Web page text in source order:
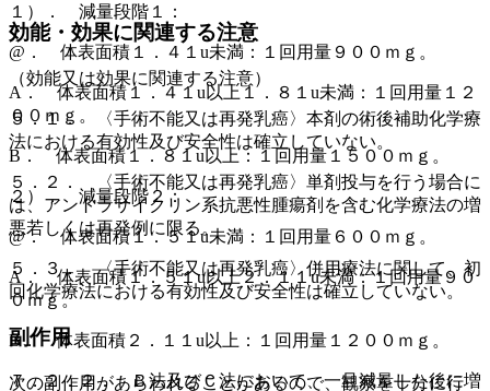
効能・効果に関連する注意
（効能又は効果に関連する注意）
５．１． 〈手術不能又は再発乳癌〉本剤の術後補助化学療
法における有効性及び安全性は確立していない。
５．２． 〈手術不能又は再発乳癌〉単剤投与を行う場合に
は、アントラサイクリン系抗悪性腫瘍剤を含む化学療法の増
悪若しくは再発例に限る。
５．３． 〈手術不能又は再発乳癌〉併用療法に関して、初
回化学療法における有効性及び安全性は確立していない。
副作用
次の副作用があらわれることがあるので、観察を十分に行
１）． 減量段階１：
@． 体表面積１．４１u未満：１回用量９００ｍｇ。
A． 体表面積１．４１u以上１．８１u未満：１回用量１２
００ｍｇ。
B． 体表面積１．８１u以上：１回用量１５００ｍｇ。
２）． 減量段階２：
@． 体表面積１．５１u未満：１回用量６００ｍｇ。
A． 体表面積１．５１u以上２．１１u未満：１回用量９０
０ｍｇ。
B． 体表面積２．１１u以上：１回用量１２００ｍｇ。
７．２．２． Ｂ法及びＣ法において、一旦減量した後に増